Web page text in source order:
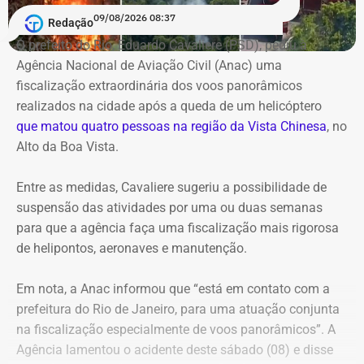
Circuito Machadiano – Bem Jurídico Imaterial, na Escola
de Magistratura do Estado do Rio de Janeiro. No dia 25,
quem recebe o debate é o Conselho de Arquitetura e
Urbanismo do Rio de Janeiro.
“Temos até 2039 (ano do bicentenário do escritor) para
criar o roteiro. É uma homenagem justa, mais do que
merecida”, diz Nireu, de 82 anos, que tem uma relação de
escritor ainda garoto, em Alagoas, onde nasceu.
piso, guarda-corpo e iluminação.
A discussão sobre a requalificação da orla de Niterói não
é recente. Em setembro do ano passado, a prefeitura
iniciou uma série de oficinas e consultas públicas para
discutir o chamado Projeto Orla, com participação de
moradores, comerciantes, trabalhadores e visitantes.
Redação09/08/2026 08:37
O prefeito do Rio, Eduardo Cavaliere (PSD), pediu à
Agência Nacional de Aviação Civil (Anac) uma
fiscalização extraordinária dos voos panorâmicos
realizados na cidade após a queda de um helicóptero
que matou quatro pessoas na região da Vista Chinesa, no
Alto da Boa Vista.
Entre as medidas, Cavaliere sugeriu a possibilidade de
suspensão das atividades por uma ou duas semanas
para que a agência faça uma fiscalização mais rigorosa
de helipontos, aeronaves e manutenção.
Em nota, a Anac informou que “está em contato com a
prefeitura do Rio de Janeiro, para uma atuação conjunta
na fiscalização especialmente de voos panorâmicos”. A
Agência lamentou o acidente deste sábado (08) e disse